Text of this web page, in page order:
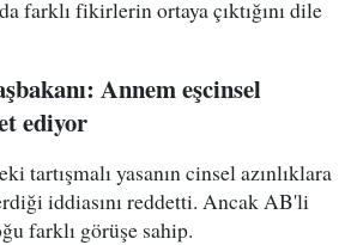
farklı fikirlerin ortaya çıktığını dile
Annem eşcinsel
ediyor
tartışmalı yasanın cinsel azınlıklara
iddiasını reddetti. Ancak AB'li
farklı görüşe sahip.